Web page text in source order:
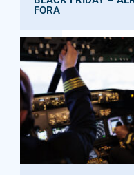
FORA